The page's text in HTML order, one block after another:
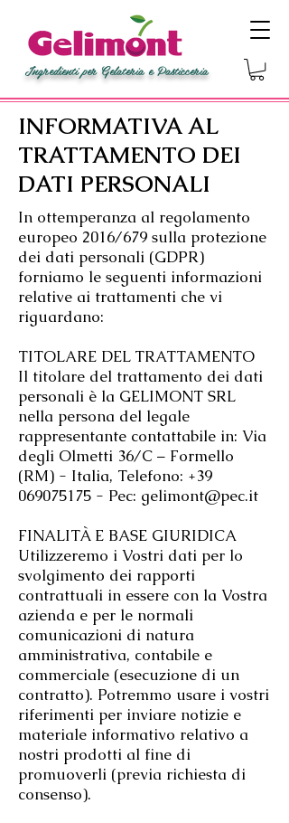
Ingredienti per Gelateria e Pasticceria
INFORMATIVA AL
TRATTAMENTO DEI
DATI PERSONALI
In ottemperanza al regolamento
europeo 2016/679 sulla protezione
dei dati personali (GDPR)
forniamo le seguenti informazioni
relative ai trattamenti che vi
riguardano:
TITOLARE DEL TRATTAMENTO
Il titolare del trattamento dei dati
personali è la GELIMONT SRL
nella persona del legale
rappresentante contattabile in: Via
degli Olmetti 36/C – Formello
(RM) - Italia, Telefono: +39
069075175 - Pec: gelimont@pec.it
FINALITÀ E BASE GIURIDICA
Utilizzeremo i Vostri dati per lo
svolgimento dei rapporti
contrattuali in essere con la Vostra
azienda e per le normali
comunicazioni di natura
amministrativa, contabile e
commerciale (esecuzione di un
contratto). Potremmo usare i vostri
riferimenti per inviare notizie e
materiale informativo relativo a
nostri prodotti al fine di
promuoverli (previa richiesta di
consenso).